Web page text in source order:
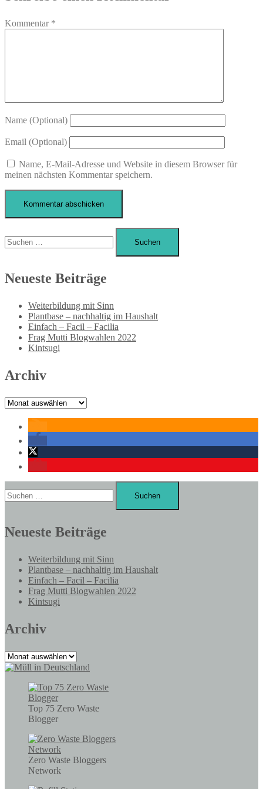
Kommentar *
Name (Optional)
Email (Optional)
Name, E-Mail-Adresse und Website in diesem Browser für
meinen nächsten Kommentar speichern.
nach:
Neueste Beiträge
Weiterbildung mit Sinn
Plantbase – nachhaltig im Haushalt
Einfach – Facil – Facilia
Frag Mutti Blogwahlen 2022
Kintsugi
Archiv
Archiv
nach:
Neueste Beiträge
Weiterbildung mit Sinn
Plantbase – nachhaltig im Haushalt
Einfach – Facil – Facilia
Frag Mutti Blogwahlen 2022
Kintsugi
Archiv
Archiv
Top 75 Zero Waste
Blogger
Zero Waste Bloggers
Network